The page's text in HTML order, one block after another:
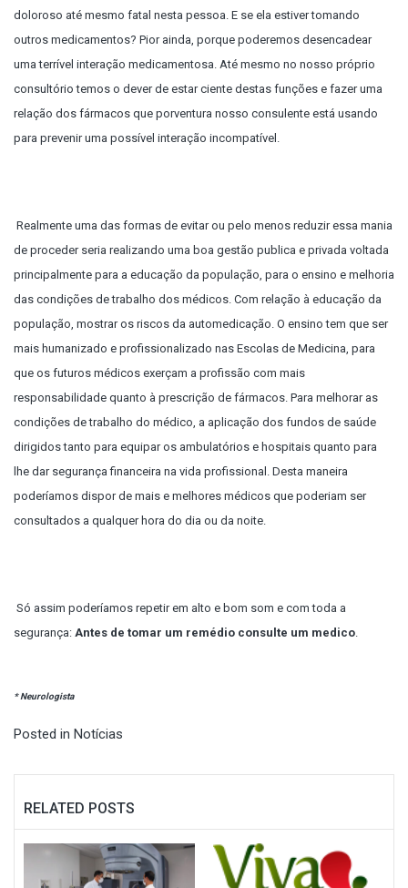
doloroso até mesmo fatal nesta pessoa. E se ela estiver tomando
outros medicamentos? Pior ainda, porque poderemos desencadear
uma terrível interação medicamentosa. Até mesmo no nosso próprio
consultório temos o dever de estar ciente destas funções e fazer uma
relação dos fármacos que porventura nosso consulente está usando
para prevenir uma possível interação incompatível.
Realmente uma das formas de evitar ou pelo menos reduzir essa mania
de proceder seria realizando uma boa gestão publica e privada voltada
principalmente para a educação da população, para o ensino e melhoria
das condições de trabalho dos médicos. Com relação à educação da
população, mostrar os riscos da automedicação. O ensino tem que ser
mais humanizado e profissionalizado nas Escolas de Medicina, para
que os futuros médicos exerçam a profissão com mais
responsabilidade quanto à prescrição de fármacos. Para melhorar as
condições de trabalho do médico, a aplicação dos fundos de saúde
dirigidos tanto para equipar os ambulatórios e hospitais quanto para
lhe dar segurança financeira na vida profissional. Desta maneira
poderíamos dispor de mais e melhores médicos que poderiam ser
consultados a qualquer hora do dia ou da noite.
Só assim poderíamos repetir em alto e bom som e com toda a
segurança: Antes de tomar um remédio consulte um medico
* Neurologista
Posted in Notícias
RELATED POSTS